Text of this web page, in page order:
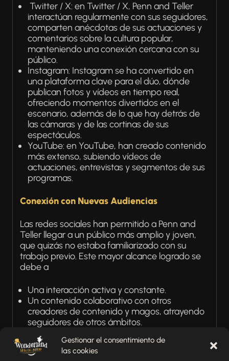
Gestionar el consentimiento de
las cookies
Twitter / X: en Twitter / X, Penn and Teller
interactúan regularmente con sus seguidores,
comparten anécdotas de sus actuaciones y
comentarios sobre la cultura popular,
manteniendo una conexión cercana con su
público.
Instagram: Instagram se ha convertido en
una plataforma clave para el dúo, dónde
publican fotos y vídeos en tiempo real,
ofreciendo momentos divertidos en el
escenario, además de lo que hay detrás de
las cámaras y de las cortinas de sus
espectáculos.
YouTube: en YouTube, han creado contenido
más extenso, subiendo vídeos de
actuaciones, entrevistas y segmentos de sus
programas.
Conexión con Nuevas Audiencias
Las redes sociales han permitido a Penn and
Teller llegar a un público más amplio y joven,
que quizás no estaba familiarizado con su
trabajo previo. Este mayor alcance logrado se
debe a
Una interacción activa y constante.
Un contenido colaborativo con otros
creadores de contenido y magos, atrayendo
seguidores de otros ámbitos.
Una promoción de sus eventos, informando
sobre estos e incrementando la asistencia a
sus espectáculos.